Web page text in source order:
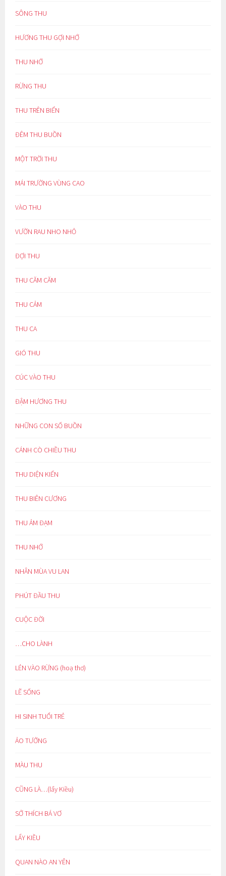
SÔNG THU
HƯƠNG THU GỢI NHỚ
THU NHỚ
RỪNG THU
THU TRÊN BIỂN
ĐÊM THU BUỒN
MỘT TRỜI THU
MÁI TRƯỜNG VÙNG CAO
VÀO THU
VƯỜN RAU NHO NHỎ
ĐỢI THU
THU CĂM CĂM
THU CẢM
THU CA
GIÓ THU
CÚC VÀO THU
ĐẬM HƯƠNG THU
NHỮNG CON SỐ BUỒN
CÁNH CÒ CHIỀU THU
THU DIỆN KIẾN
THU BIÊN CƯƠNG
THU ẢM ĐẠM
THU NHỚ
NHÂN MÙA VU LAN
PHÚT ĐẦU THU
CUỘC ĐỜI
…CHO LÀNH
LẺN VÀO RỪNG (hoạ thơ)
LẼ SỐNG
HI SINH TUỔI TRẺ
ẢO TƯỞNG
MÀU THU
CŨNG LÀ…(lẩy Kiều)
SỞ THÍCH BÁ VƠ
LẨY KIỀU
QUAN NÀO AN YÊN